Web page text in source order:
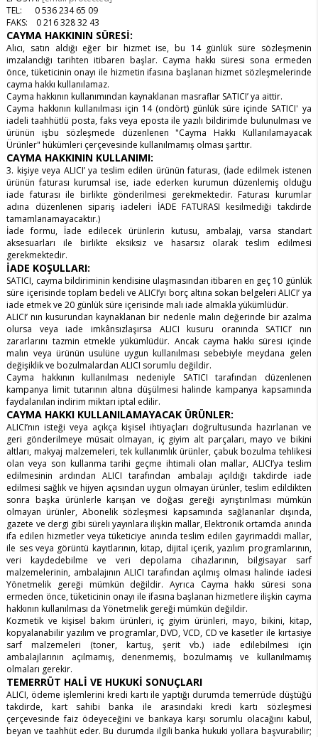
TEL: 0 536 234 65 09
FAKS: 0 216 328 32 43
CAYMA HAKKININ SÜRESİ:
Alıcı, satın aldığı eğer bir hizmet ise, bu 14 günlük süre sözleşmenin
imzalandığı tarihten itibaren başlar. Cayma hakkı süresi sona ermeden
önce, tüketicinin onayı ile hizmetin ifasına başlanan hizmet sözleşmelerinde
cayma hakkı kullanılamaz.
Cayma hakkının kullanımından kaynaklanan masraflar SATICI’ ya aittir.
Cayma hakkının kullanılması için 14 (ondört) günlük süre içinde SATICI' ya
iadeli taahhütlü posta, faks veya eposta ile yazılı bildirimde bulunulması ve
ürünün işbu sözleşmede düzenlenen "Cayma Hakkı Kullanılamayacak
Ürünler" hükümleri çerçevesinde kullanılmamış olması şarttır.
CAYMA HAKKININ KULLANIMI:
3. kişiye veya ALICI’ ya teslim edilen ürünün faturası, (İade edilmek istenen
ürünün faturası kurumsal ise, iade ederken kurumun düzenlemiş olduğu
iade faturası ile birlikte gönderilmesi gerekmektedir. Faturası kurumlar
adına düzenlenen sipariş iadeleri İADE FATURASI kesilmediği takdirde
tamamlanamayacaktır.)
İade formu, İade edilecek ürünlerin kutusu, ambalajı, varsa standart
aksesuarları ile birlikte eksiksiz ve hasarsız olarak teslim edilmesi
gerekmektedir.
İADE KOŞULLARI:
SATICI, cayma bildiriminin kendisine ulaşmasından itibaren en geç 10 günlük
süre içerisinde toplam bedeli ve ALICI’yı borç altına sokan belgeleri ALICI’ ya
iade etmek ve 20 günlük süre içerisinde malı iade almakla yükümlüdür.
ALICI’ nın kusurundan kaynaklanan bir nedenle malın değerinde bir azalma
olursa veya iade imkânsızlaşırsa ALICI kusuru oranında SATICI’ nın
zararlarını tazmin etmekle yükümlüdür. Ancak cayma hakkı süresi içinde
malın veya ürünün usulüne uygun kullanılması sebebiyle meydana gelen
değişiklik ve bozulmalardan ALICI sorumlu değildir.
Cayma hakkının kullanılması nedeniyle SATICI tarafından düzenlenen
kampanya limit tutarının altına düşülmesi halinde kampanya kapsamında
faydalanılan indirim miktarı iptal edilir.
CAYMA HAKKI KULLANILAMAYACAK ÜRÜNLER:
ALICI’nın isteği veya açıkça kişisel ihtiyaçları doğrultusunda hazırlanan ve
geri gönderilmeye müsait olmayan, iç giyim alt parçaları, mayo ve bikini
altları, makyaj malzemeleri, tek kullanımlık ürünler, çabuk bozulma tehlikesi
olan veya son kullanma tarihi geçme ihtimali olan mallar, ALICI’ya teslim
edilmesinin ardından ALICI tarafından ambalajı açıldığı takdirde iade
edilmesi sağlık ve hijyen açısından uygun olmayan ürünler, teslim edildikten
sonra başka ürünlerle karışan ve doğası gereği ayrıştırılması mümkün
olmayan ürünler, Abonelik sözleşmesi kapsamında sağlananlar dışında,
gazete ve dergi gibi süreli yayınlara ilişkin mallar, Elektronik ortamda anında
ifa edilen hizmetler veya tüketiciye anında teslim edilen gayrimaddi mallar,
ile ses veya görüntü kayıtlarının, kitap, dijital içerik, yazılım programlarının,
veri kaydedebilme ve veri depolama cihazlarının, bilgisayar sarf
malzemelerinin, ambalajının ALICI tarafından açılmış olması halinde iadesi
Yönetmelik gereği mümkün değildir. Ayrıca Cayma hakkı süresi sona
ermeden önce, tüketicinin onayı ile ifasına başlanan hizmetlere ilişkin cayma
hakkının kullanılması da Yönetmelik gereği mümkün değildir.
Kozmetik ve kişisel bakım ürünleri, iç giyim ürünleri, mayo, bikini, kitap,
kopyalanabilir yazılım ve programlar, DVD, VCD, CD ve kasetler ile kırtasiye
sarf malzemeleri (toner, kartuş, şerit vb.) iade edilebilmesi için
ambalajlarının açılmamış, denenmemiş, bozulmamış ve kullanılmamış
olmaları gerekir.
TEMERRÜT HALİ VE HUKUKİ SONUÇLARI
ALICI, ödeme işlemlerini kredi kartı ile yaptığı durumda temerrüde düştüğü
takdirde, kart sahibi banka ile arasındaki kredi kartı sözleşmesi
çerçevesinde faiz ödeyeceğini ve bankaya karşı sorumlu olacağını kabul,
beyan ve taahhüt eder. Bu durumda ilgili banka hukuki yollara başvurabilir;